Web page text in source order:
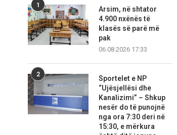
1
Arsim, në shtator
4.900 nxënës të
klasës së parë më
pak
06.08.2026 17:33
2
Sportelet e NP
“Ujësjellësi dhe
Kanalizimi” – Shkup
nesër do të punojnë
nga ora 7:30 deri në
15:30, e mërkura